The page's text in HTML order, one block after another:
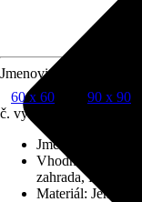
Jmenovitý rozměr v cm
60 x 60
90 x 90
č. výrobku
Jmenovitý rozměr
Vhodné pro
zahrada,
Materiál: Jemná